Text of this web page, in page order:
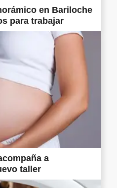
en Bariloche
para trabajar
a
taller